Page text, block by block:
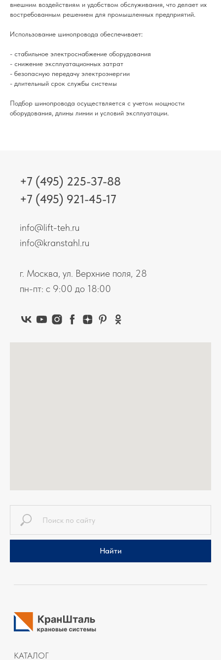
внешним воздействиям и удобством обслуживания, что делает их
востребованным решением для промышленных предприятий.
Использование шинопровода обеспечивает:
- стабильное электроснабжение оборудования
- снижение эксплуатационных затрат
- безопасную передачу электроэнергии
- длительный срок службы системы
Подбор шинопровода осуществляется с учетом мощности
оборудования, длины линии и условий эксплуатации.
+7 (495) 225-37-88
+7 (495) 921-45-17
info@lift-teh.ru
info@kranstahl.ru
г. Москва, ул. Верхние поля, 28
пн-пт: с 9:00 до 18:00
Найти
КАТАЛОГ